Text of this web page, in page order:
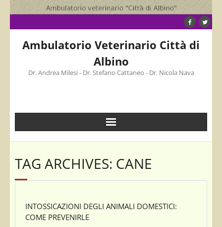
Skip
to
Ambulatorio Veterinario Città di
Albino
Dr. Andrea Milesi - Dr. Stefano Cattaneo - Dr. Nicola Nava
TAG ARCHIVES: CANE
INTOSSICAZIONI DEGLI ANIMALI DOMESTICI:
COME PREVENIRLE